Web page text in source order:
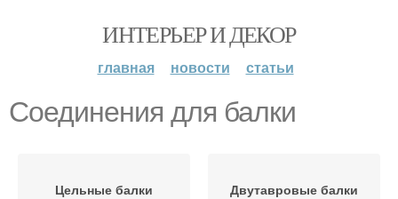
ИНТЕРЬЕР И ДЕКОР
главная новости статьи
Соединения для балки
Цельные балки Двутавровые балки